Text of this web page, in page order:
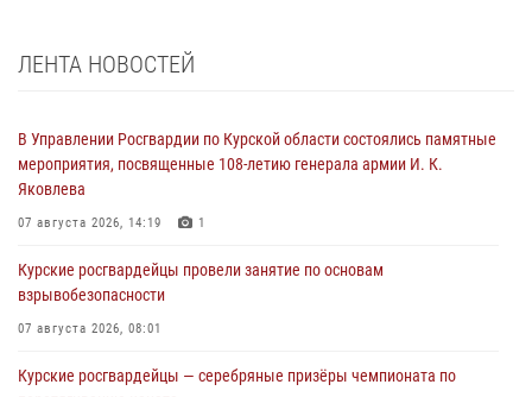
ЛЕНТА НОВОСТЕЙ
В Управлении Росгвардии по Курской области состоялись памятные
мероприятия, посвященные 108-летию генерала армии И. К.
Яковлева
07 августа 2026, 14:19 1
Курские росгвардейцы провели занятие по основам
взрывобезопасности
07 августа 2026, 08:01
Курские росгвардейцы — серебряные призёры чемпионата по